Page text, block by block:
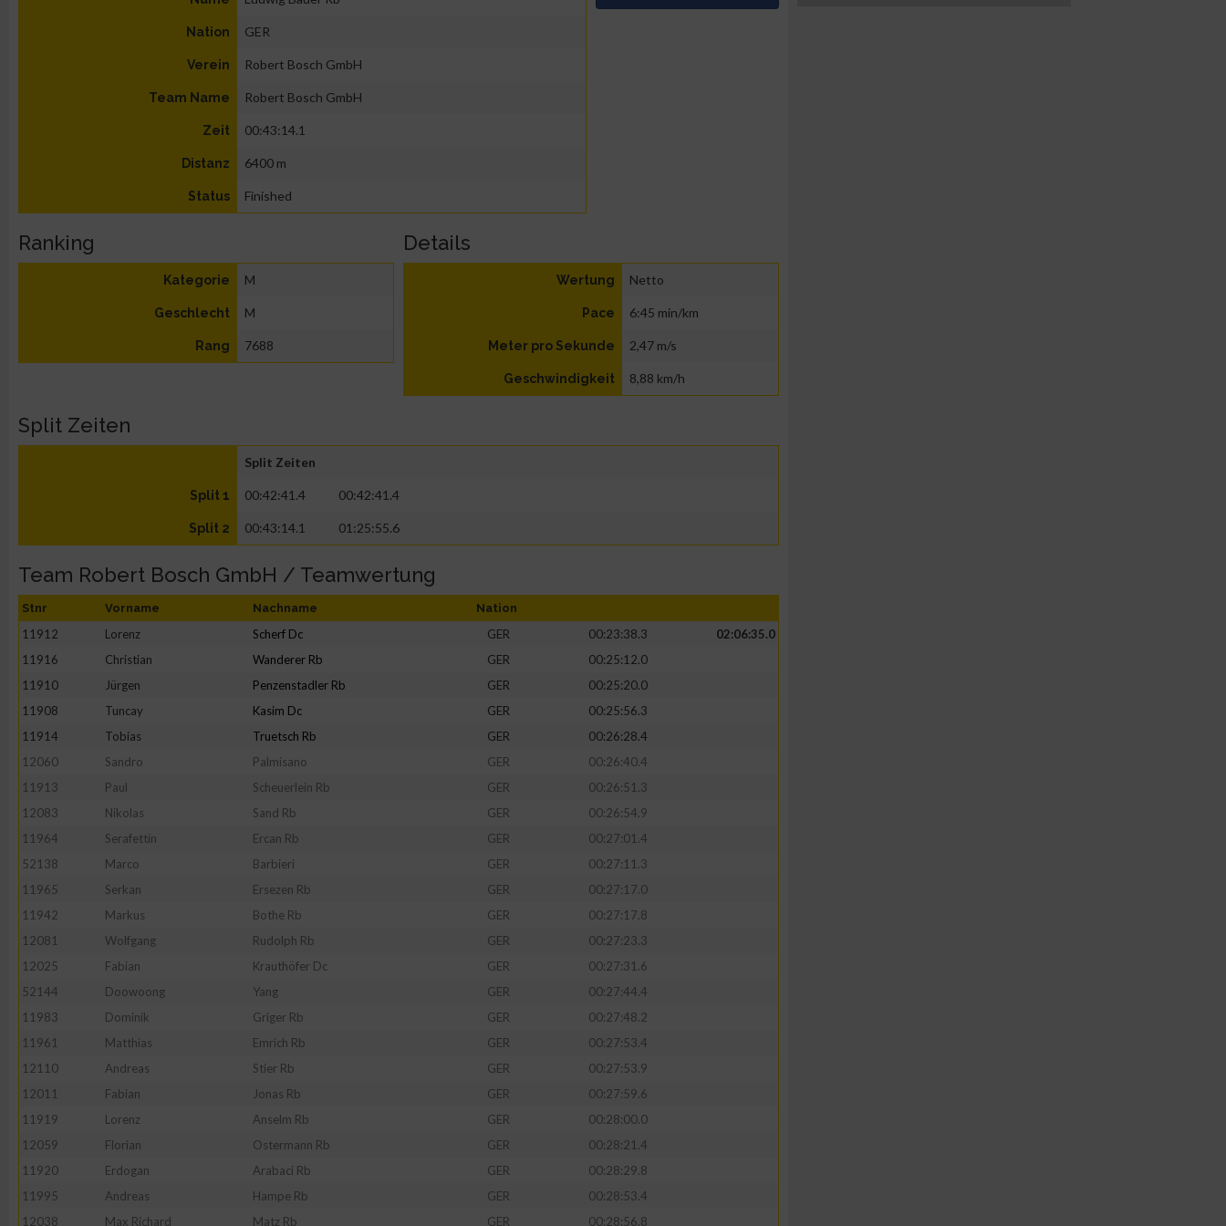
Nation GER
Verein Robert Bosch GmbH
Team Name Robert Bosch GmbH
Zeit 00:43:14.1
Distanz 6400 m
Status Finished
Ranking
Kategorie M
Geschlecht M
Rang 7688
Details
Wertung Netto
Pace 6:45 min/km
Meter pro Sekunde 2,47 m/s
Geschwindigkeit 8,88 km/h
Split Zeiten
Split Zeiten
Split 1 00:42:41.4 00:42:41.4
Split 2 00:43:14.1 01:25:55.6
Team Robert Bosch GmbH / Teamwertung
Stnr Vorname Nachname Nation
11912 Lorenz Scherf Dc GER 00:23:38.3
02:06:35.0
11916
Christian Wanderer Rb GER
00:25:12.0
11910
Jürgen Penzenstadler Rb GER
00:25:20.0
11908
Tuncay Kasim Dc GER
00:25:56.3
11914
Tobias Truetsch Rb GER
00:26:28.4
12060
Sandro Palmisano GER
00:26:40.4
11913
Paul Scheuerlein Rb GER
00:26:51.3
12083
Nikolas Sand Rb GER
00:26:54.9
11964
Serafettin Ercan Rb GER
00:27:01.4
52138
Marco Barbieri GER
00:27:11.3
11965
Serkan Ersezen Rb GER
00:27:17.0
11942
Markus Bothe Rb GER
00:27:17.8
12081
Wolfgang Rudolph Rb GER
00:27:23.3
12025
Fabian Krauthöfer Dc GER
00:27:31.6
52144
Doowoong Yang GER
00:27:44.4
11983
Dominik Griger Rb GER
00:27:48.2
11961
Matthias Emrich Rb GER
00:27:53.4
12110
Andreas Stier Rb GER
00:27:53.9
12011
Fabian Jonas Rb GER
00:27:59.6
11919
Lorenz Anselm Rb GER
00:28:00.0
12059
Florian Ostermann Rb GER
00:28:21.4
11920
Erdogan Arabaci Rb GER
00:28:29.8
11995
Andreas Hampe Rb GER
00:28:53.4
12038
Max Richard Matz Rb GER
00:28:56.8